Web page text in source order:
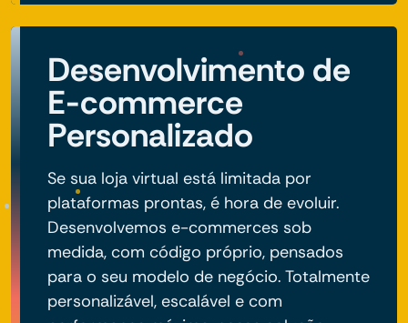
Desenvolvimento de
E-commerce
Personalizado
Se sua loja virtual está limitada por
plataformas prontas, é hora de evoluir.
Desenvolvemos e-commerces sob
medida, com código próprio, pensados
para o seu modelo de negócio. Totalmente
personalizável, escalável e com